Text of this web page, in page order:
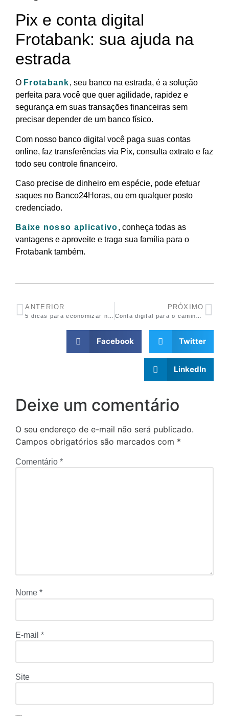
Pix e conta digital
Frotabank: sua ajuda na
estrada
O Frotabank, seu banco na estrada, é a solução
perfeita para você que quer agilidade, rapidez e
segurança em suas transações financeiras sem
precisar depender de um banco físico.
Com nosso banco digital você paga suas contas
online, faz transferências via Pix, consulta extrato e faz
todo seu controle financeiro.
Caso precise de dinheiro em espécie, pode efetuar
saques no Banco24Horas, ou em qualquer posto
credenciado.
Baixe nosso aplicativo, conheça todas as
vantagens e aproveite e traga sua família para o
Frotabank também.
ANTERIOR PRÓXIMO
Facebook Twitter
LinkedIn
Deixe um comentário
O seu endereço de e-mail não será publicado.
Campos obrigatórios são marcados com *
Comentário *
Nome *
E-mail *
Site